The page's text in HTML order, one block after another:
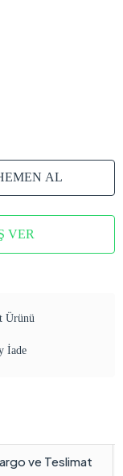
AL
VER
Ürünü
İade
ve Teslimat